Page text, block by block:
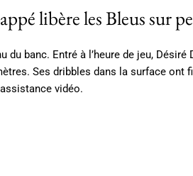
libère les Bleus sur
du banc. Entré à l’heure de jeu,
Ses dribbles dans la surface ont
vidéo.